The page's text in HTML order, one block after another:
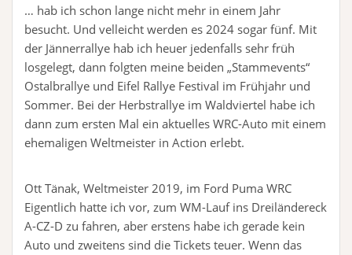
… hab ich schon lange nicht mehr in einem Jahr
besucht. Und velleicht werden es 2024 sogar fünf. Mit
der Jännerrallye hab ich heuer jedenfalls sehr früh
losgelegt, dann folgten meine beiden „Stammevents“
Ostalbrallye und Eifel Rallye Festival im Frühjahr und
Sommer. Bei der Herbstrallye im Waldviertel habe ich
dann zum ersten Mal ein aktuelles WRC-Auto mit einem
ehemaligen Weltmeister in Action erlebt.
Ott Tänak, Weltmeister 2019, im Ford Puma WRC
Eigentlich hatte ich vor, zum WM-Lauf ins Dreiländereck
A-CZ-D zu fahren, aber erstens habe ich gerade kein
Auto und zweitens sind die Tickets teuer. Wenn das